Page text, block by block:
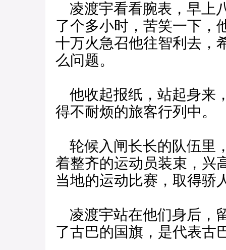
凌渡宇看看腕表，早上
了个多小时，苦笑一下，
十万火急召他往智利去，
么问题。
他收起报纸，站起身来
得不耐烦的旅客行列中。
轮候入闸长长的队伍里
着整齐的运动员装束，兴
当地的运动比赛，取得骄
凌渡宇站在他们身后，
了古巴的国旗，是代表古